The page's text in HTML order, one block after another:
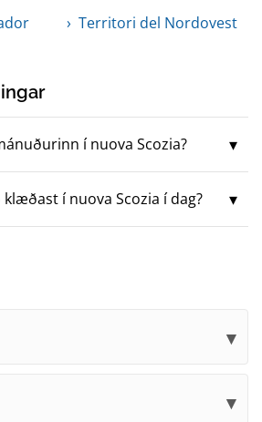
Territori del Nordovest
í nuova Scozia?
í nuova Scozia í dag?